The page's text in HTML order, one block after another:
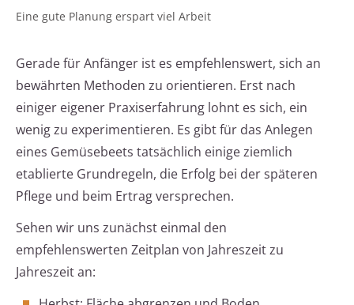
Eine gute Planung erspart viel Arbeit
Gerade für Anfänger ist es empfehlenswert, sich an
bewährten Methoden zu orientieren. Erst nach
einiger eigener Praxiserfahrung lohnt es sich, ein
wenig zu experimentieren. Es gibt für das Anlegen
eines Gemüsebeets tatsächlich einige ziemlich
etablierte Grundregeln, die Erfolg bei der späteren
Pflege und beim Ertrag versprechen.
Sehen wir uns zunächst einmal den
empfehlenswerten Zeitplan von Jahreszeit zu
Jahreszeit an: